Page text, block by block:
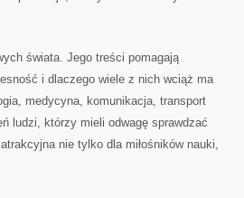
świata. Jego treści pomagają
i dlaczego wiele z nich wciąż ma
medycyna, komunikacja, transport
ludzi, którzy mieli odwagę sprawdzać
nie tylko dla miłośników nauki,